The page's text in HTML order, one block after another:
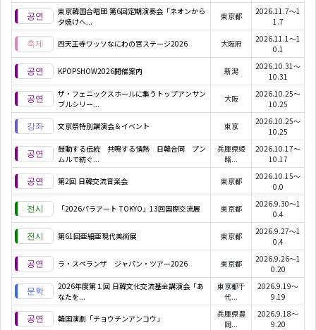
東京韓国合唱団 第6回定期演奏会「ネオンから
夕焼けへ...
東京都
2026.11.7～1
1.7
四天王寺ワッソなにわの宮ステージ2026 大阪府
2026.11.1～1
0.1
KPOPSHOW2026開催案内 新潟
2026.10.31～
10.31
ザ・フェニックスホールに集うトップアンサン
ブルシリー...
大阪
2026.10.25～
10.25
文京祭特別講演会＆イベント 東京
2026.10.25～
10.25
鼓動する伝統 共鳴する情熱 日韓合同 プン
ムルで紡ぐ...
兵庫県姫
路...
2026.10.17～
10.17
第2回 日韓交流音楽会 東京都
2026.10.15～
0.0
「2026パラアート TOKYO」13回国際交流展 東京都
2026.9.30～1
0.4
第61回亜細亜現代美術展 東京都
2026.9.27～1
0.4
ラ・スペランザ ジャパン・ツアー2026 東京都
2026.9.26～1
0.20
2026年度第１回 日韓文化交流基金講演会「あ
なたを...
東京都千
代...
2026.9.19～
9.19
韓国演劇「チョウチンアンコウ」
兵庫県豊
岡...
2026.9.18～
9.20